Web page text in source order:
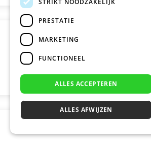
PRESTATIE
MARKETING
FUNCTIONEEL
ALLES ACCEPTEREN
ALLES AFWIJZEN